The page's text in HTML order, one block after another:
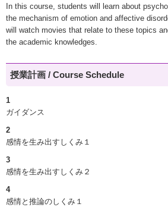
In this course, students will learn about
the mechanism of emotion and affective
will watch movies that relate to these topics
the academic knowledges.
授業計画 / Course Schedule
1
ガイダンス
2
感情を生み出すしくみ１
3
感情を生み出すしくみ２
4
感情と推論のしくみ１